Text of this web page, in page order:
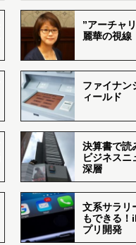
”アーチャ
麗華の視線
ファイナン
ィールド
決算書で読
ビジネスニ
深層
文系サラリ
もできる
プリ開発